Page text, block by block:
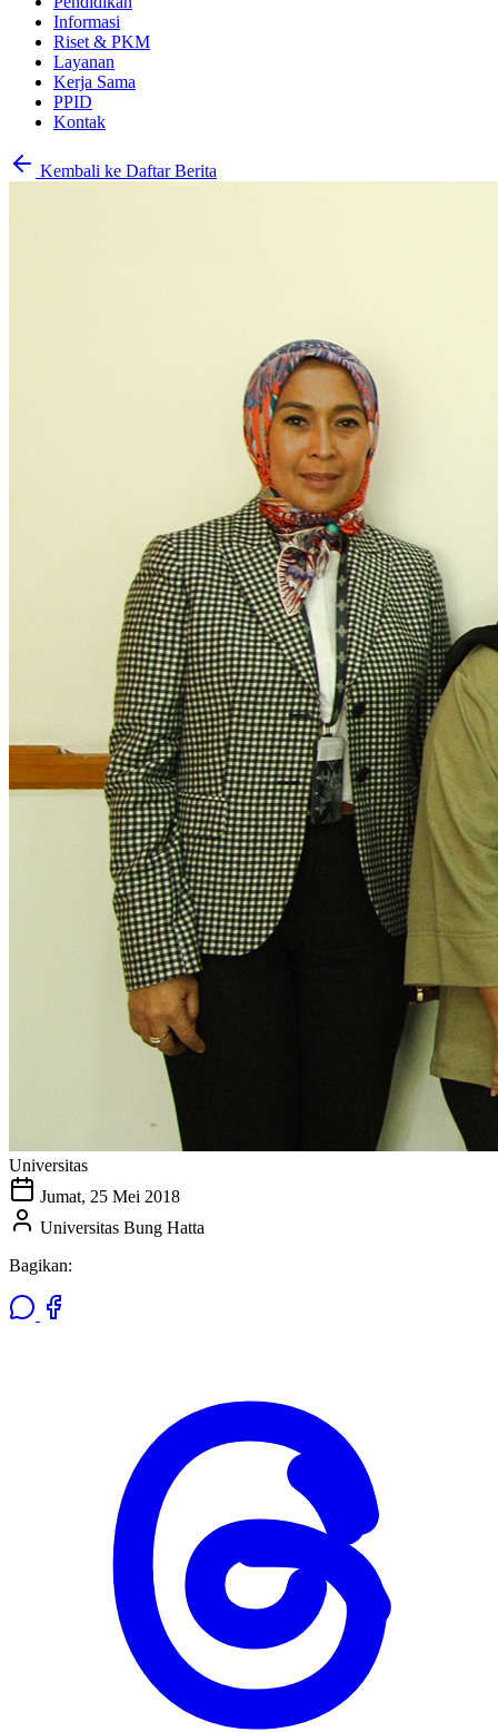
Informasi
Riset & PKM
Layanan
Kerja Sama
PPID
Kontak
Kembali ke Daftar Berita
Universitas
Jumat, 25 Mei 2018
Universitas Bung Hatta
Bagikan: